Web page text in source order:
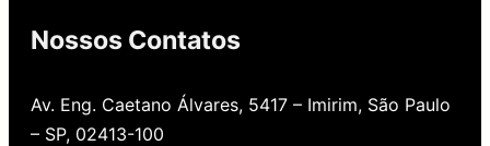
Nossos Contatos
Av. Eng. Caetano Álvares, 5417 – Imirim, São Paulo
– SP, 02413-100